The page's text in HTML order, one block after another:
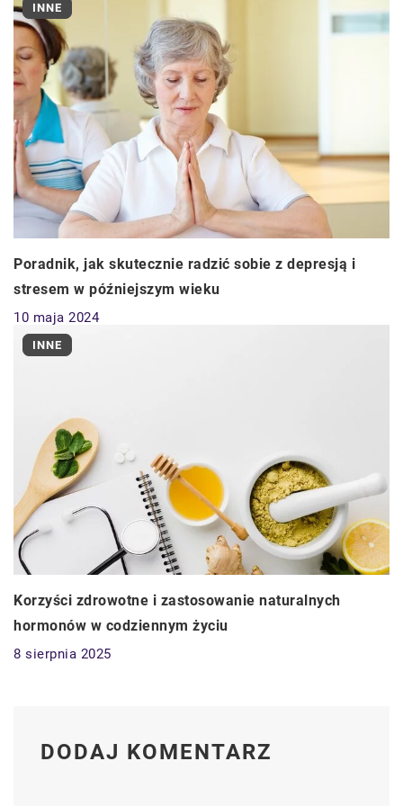
INNE
Poradnik, jak skutecznie radzić sobie z depresją i
stresem w późniejszym wieku
10 maja 2024
INNE
Korzyści zdrowotne i zastosowanie naturalnych
hormonów w codziennym życiu
8 sierpnia 2025
DODAJ KOMENTARZ